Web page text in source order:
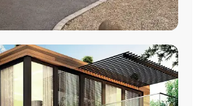
Coulissants Volets Battants
roulants, coulissants et battants avec